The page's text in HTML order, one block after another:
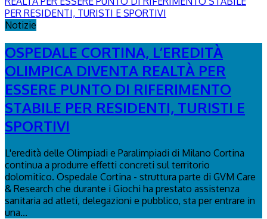
Notizie
OSPEDALE CORTINA, L’EREDITÀ
OLIMPICA DIVENTA REALTÀ PER
ESSERE PUNTO DI RIFERIMENTO
STABILE PER RESIDENTI, TURISTI E
SPORTIVI
L'eredità delle Olimpiadi e Paralimpiadi di Milano Cortina
continua a produrre effetti concreti sul territorio
dolomitico. Ospedale Cortina - struttura parte di GVM Care
& Research che durante i Giochi ha prestato assistenza
sanitaria ad atleti, delegazioni e pubblico, sta per entrare in
una...